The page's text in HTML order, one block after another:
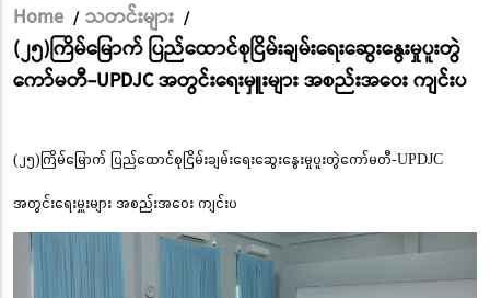
Breadcrumb
Home / သတင်းများ /
(၂၅)ကြိမ်မြောက် ပြည်ထောင်စုငြိမ်းချမ်းရေးဆွေးနွေးမှုပူးတွဲ
ကော်မတီ-UPDJC အတွင်းရေးမှူးများ အစည်းအဝေး ကျင်းပ
(၂၅)ကြိမ်မြောက် ပြည်ထောင်စုငြိမ်းချမ်းရေးဆွေးနွေးမှုပူးတွဲကော်မတီ-UPDJC
အတွင်းရေးမှူးများ အစည်းအဝေး ကျင်းပ